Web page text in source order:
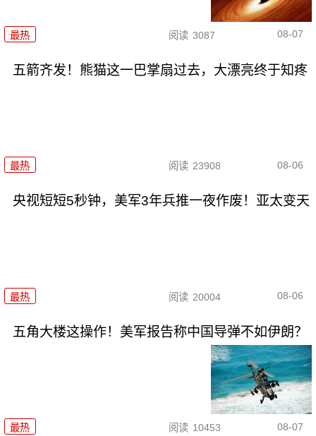
最热 阅读 3087 08-07
五箭齐发！熊猫这一巴掌扇过去，大漂亮终于知疼
最热 阅读 23908 08-06
央视短短5秒钟，美军3年兵推一夜作废！亚太变天
最热 阅读 20004 08-06
五角大楼这操作！美军报告称中国导弹不如伊朗？
最热 阅读 10453 08-07